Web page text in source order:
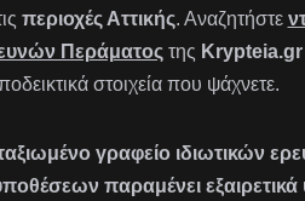
περιοχές Αττικής. Αναζητήστε
Περάματοςτης Krypteia.gr
στοιχεία που ψάχνετε.
γραφείο ιδιωτικών
παραμένει εξαιρετικά